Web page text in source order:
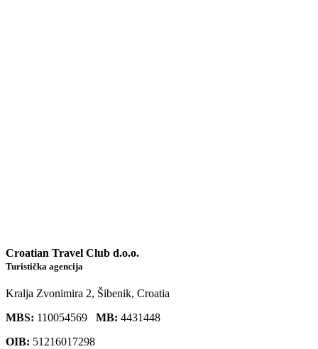
Croatian Travel Club d.o.o.
Turistička agencija
Kralja Zvonimira 2, Šibenik, Croatia
MBS: 110054569 MB: 4431448
OIB: 51216017298